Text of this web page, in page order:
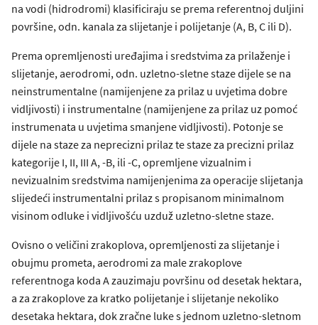
na vodi (hidrodromi) klasificiraju se prema referentnoj duljini
površine, odn. kanala za slijetanje i polijetanje (A, B, C ili D).
Prema opremljenosti uređajima i sredstvima za prilaženje i
slijetanje, aerodromi, odn. uzletno-sletne staze dijele se na
neinstrumentalne (namijenjene za prilaz u uvjetima dobre
vidljivosti) i instrumentalne (namijenjene za prilaz uz pomoć
instrumenata u uvjetima smanjene vidljivosti). Potonje se
dijele na staze za neprecizni prilaz te staze za precizni prilaz
kategorije I, II, III A, -B, ili -C, opremljene vizualnim i
nevizualnim sredstvima namijenjenima za operacije slijetanja
slijedeći instrumentalni prilaz s propisanom minimalnom
visinom odluke i vidljivošću uzduž uzletno-sletne staze.
Ovisno o veličini zrakoplova, opremljenosti za slijetanje i
obujmu prometa, aerodromi za male zrakoplove
referentnoga koda A zauzimaju površinu od desetak hektara,
a za zrakoplove za kratko polijetanje i slijetanje nekoliko
desetaka hektara, dok zračne luke s jednom uzletno-sletnom